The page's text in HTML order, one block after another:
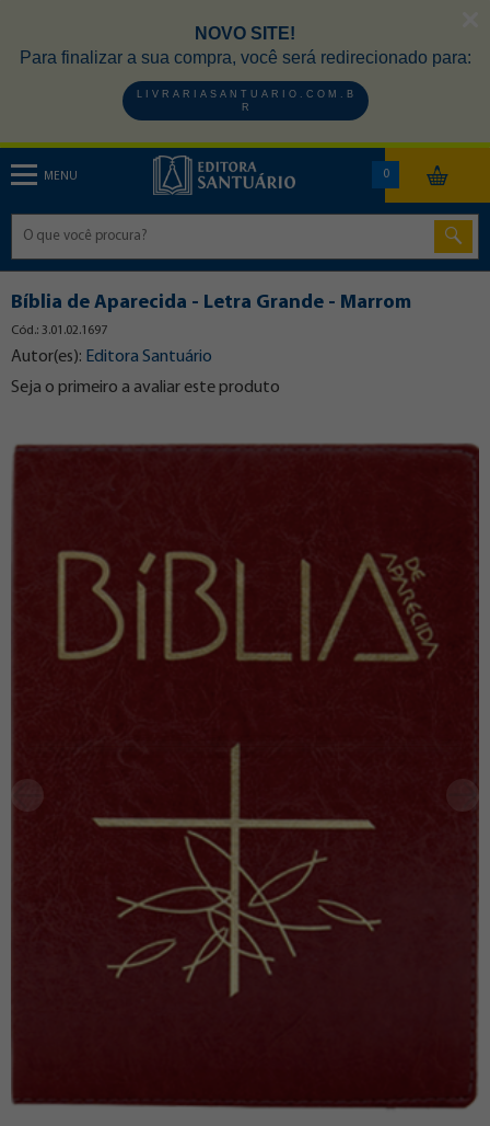
NOVO SITE!
Para finalizar a sua compra, você será redirecionado para:
L I V R A R I A S A N T U A R I O . C O M . B
R
MENU 0
Bíblia de Aparecida - Letra Grande - Marrom
Cód.: 3.01.02.1697
Autor(es): Editora Santuário
Seja o primeiro a avaliar este produto